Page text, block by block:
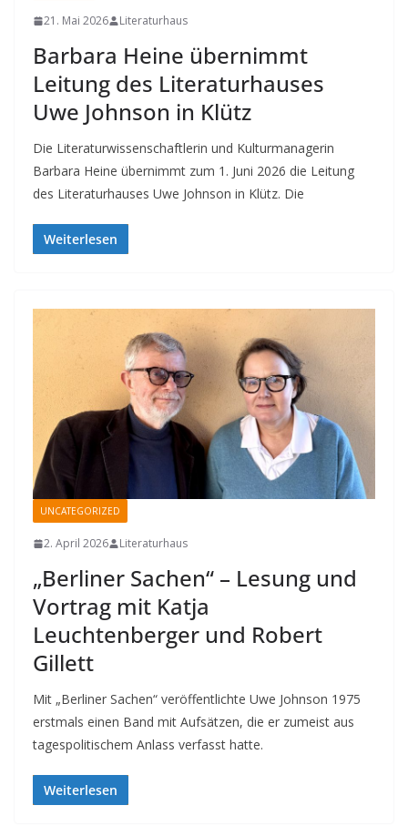
21. Mai 2026 Literaturhaus
Barbara Heine übernimmt
Leitung des Literaturhauses
Uwe Johnson in Klütz
Die Literaturwissenschaftlerin und Kulturmanagerin
Barbara Heine übernimmt zum 1. Juni 2026 die Leitung
des Literaturhauses Uwe Johnson in Klütz. Die
Weiterlesen
UNCATEGORIZED
2. April 2026 Literaturhaus
„Berliner Sachen“ – Lesung und
Vortrag mit Katja
Leuchtenberger und Robert
Gillett
Mit „Berliner Sachen“ veröffentlichte Uwe Johnson 1975
erstmals einen Band mit Aufsätzen, die er zumeist aus
tagespolitischem Anlass verfasst hatte.
Weiterlesen